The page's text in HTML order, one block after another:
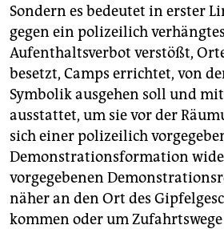
Sondern es bedeutet in erster
gegen ein polizeilich verhängtes
Aufenthaltsverbot verstößt,
besetzt, Camps errichtet, von
Symbolik ausgehen soll und
ausstattet, um sie vor der
sich einer polizeilich
Demonstrationsformation
vorgegebenen
näher an den Ort des
kommen oder um